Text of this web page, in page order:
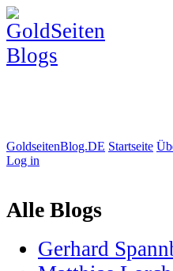
GoldseitenBlog.DE Startseite
Log in
Alle Blogs
Gerhard